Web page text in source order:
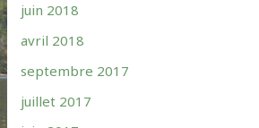
juin 2018
avril 2018
septembre 2017
juillet 2017